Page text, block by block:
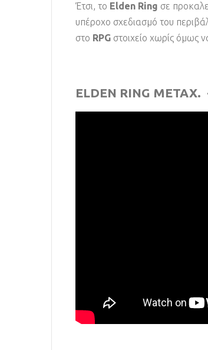
Έτσι, το Elden Ring σε
υπέροχο σχεδιασμό του
στο RPG στοιχείο χωρίς όμως
ELDEN RING ΜΕΤΑΧ.